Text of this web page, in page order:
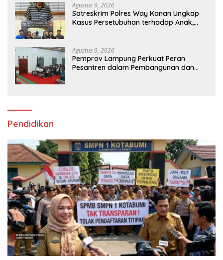
Agustus 9, 2026
Satreskrim Polres Way Kanan Ungkap
Kasus Persetubuhan terhadap Anak,
Agustus 9, 2026
Pemprov Lampung Perkuat Peran
Pesantren dalam Pembangunan dan
Pendidikan